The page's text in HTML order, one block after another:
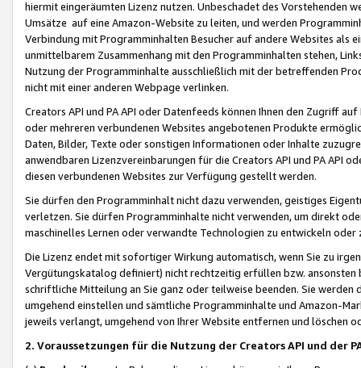
hiermit eingeräumten Lizenz nutzen. Unbeschadet des Vorstehenden
Umsätze auf eine Amazon-Website zu leiten, und werden
Verbindung mit Programminhalten Besucher auf andere Websites als
unmittelbarem Zusammenhang mit den Programminhalten stehen,
Nutzung der Programminhalte ausschließlich mit der betreffenden
nicht mit einer anderen Webpage verlinken.
Creators API und PA API oder Datenfeeds können Ihnen den Zugriff
oder mehreren verbundenen Websites angebotenen Produkte
Daten, Bilder, Texte oder sonstigen Informationen oder Inhalte
anwendbaren Lizenzvereinbarungen für die Creators API und PA API
diesen verbundenen Websites zur Verfügung gestellt werden.
Sie dürfen den Programminhalt nicht dazu verwenden, geistiges
verletzen. Sie dürfen Programminhalte nicht verwenden, um direkt
maschinelles Lernen oder verwandte Technologien zu entwickeln
Die Lizenz endet mit sofortiger Wirkung automatisch, wenn Sie zu
Vergütungskatalog definiert) nicht rechtzeitig erfüllen bzw. ansonsten
schriftliche Mitteilung an Sie ganz oder teilweise beenden. Sie werden
umgehend einstellen und sämtliche Programminhalte und Amazon-
jeweils verlangt, umgehend von Ihrer Website entfernen und löschen
2. Voraussetzungen für die Nutzung der Creators API und der